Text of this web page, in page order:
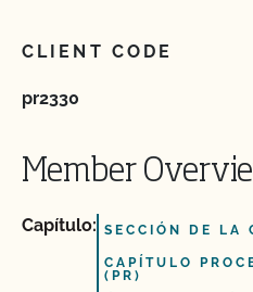
CLIENT CODE
pr2330
Member
Capítulo: SECCIÓN DE LA
CAPÍTULO
(PR)